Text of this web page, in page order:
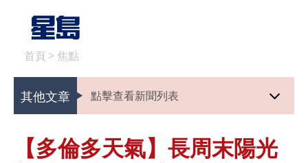
首頁 > 焦點
其他文章 點擊查看新聞列表
【多倫多天氣】長周末陽光